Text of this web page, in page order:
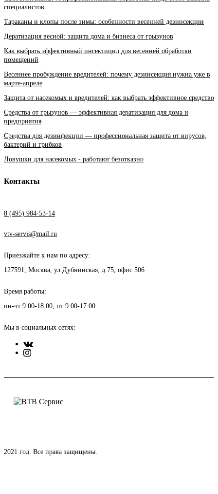
специалистов
Тараканы и клопы после зимы: особенности весенней дезинсекции
Дератизация весной: защита дома и бизнеса от грызунов
Как выбрать эффективный инсектицид для весенней обработки
помещений
Весеннее пробуждение вредителей: почему дезинсекция нужна уже в
марте-апреле
Защита от насекомых и вредителей: как выбрать эффективное средство
Средства от грызунов — эффективная дератизация для дома и
предприятия
Средства для дезинфекции — профессиональная защита от вирусов,
бактерий и грибков
Ловушки для насекомых - работают безотказно
Контакты
8 (495) 984-53-14
vtv-servis@mail.ru
Приезжайте к нам по адресу:
127591, Москва, ул.Дубнинская, д.75, офис 506
Время работы:
пн-чт 9:00-18:00, пт 9:00-17:00
Мы в социальных сетях:
2021 год. Все права защищены.